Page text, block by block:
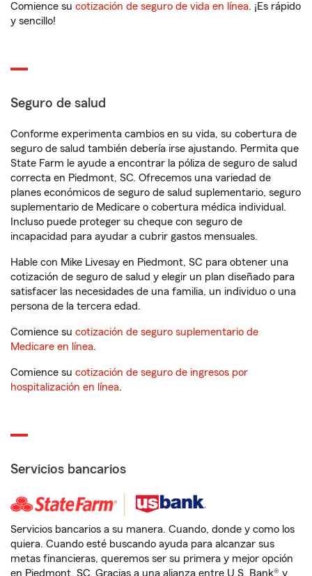
Comience su cotización de seguro de vida en línea. ¡Es rápido
y sencillo!
Seguro de salud
Conforme experimenta cambios en su vida, su cobertura de
seguro de salud también debería irse ajustando. Permita que
State Farm le ayude a encontrar la póliza de seguro de salud
correcta en Piedmont, SC. Ofrecemos una variedad de
planes económicos de seguro de salud suplementario, seguro
suplementario de Medicare o cobertura médica individual.
Incluso puede proteger su cheque con seguro de
incapacidad para ayudar a cubrir gastos mensuales.
Hable con Mike Livesay en Piedmont, SC para obtener una
cotización de seguro de salud y elegir un plan diseñado para
satisfacer las necesidades de una familia, un individuo o una
persona de la tercera edad.
Comience su cotización de seguro suplementario de
Medicare en línea.
Comience su cotización de seguro de ingresos por
hospitalización en línea.
Servicios bancarios
Servicios bancarios a su manera. Cuando, donde y como los
quiera. Cuando esté buscando ayuda para alcanzar sus
metas financieras, queremos ser su primera y mejor opción
en Piedmont, SC. Gracias a una alianza entre U.S. Bank® y